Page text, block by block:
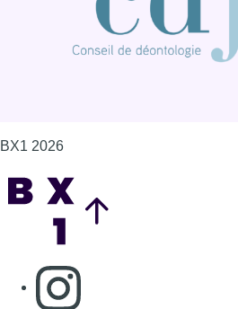
BX1 2026
Consulter page Instagram